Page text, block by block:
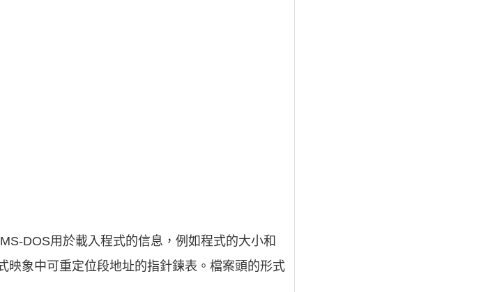
DOS用於載入程式的信息，例如程式的大小和
映象中可重定位段地址的指針鍊表。檔案頭的形式